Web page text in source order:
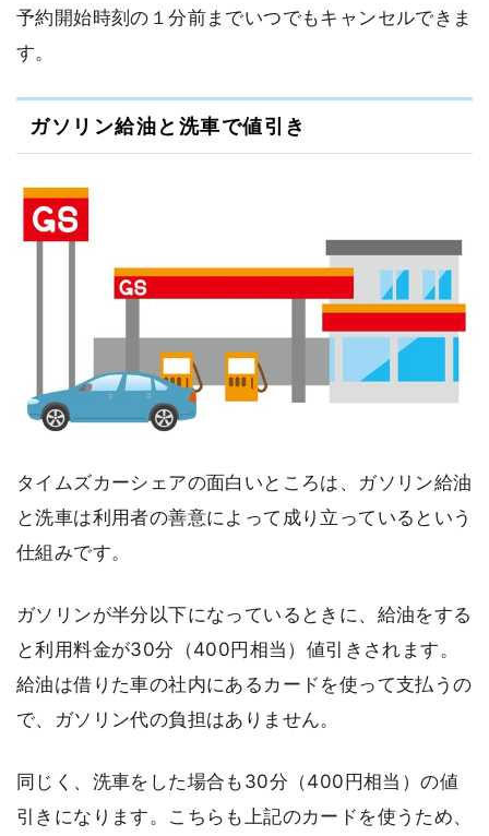
予約開始時刻の１分前までいつでもキャンセルできま
す。
ガソリン給油と洗車で値引き
タイムズカーシェアの面白いところは、ガソリン給油
と洗車は利用者の善意によって成り立っているという
仕組みです。
ガソリンが半分以下になっているときに、給油をする
と利用料金が30分（400円相当）値引きされます。
給油は借りた車の社内にあるカードを使って支払うの
で、ガソリン代の負担はありません。
同じく、洗車をした場合も30分（400円相当）の値
引きになります。こちらも上記のカードを使うため、